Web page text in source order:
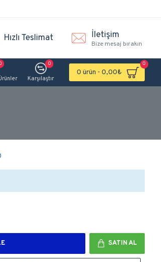
Hızlı Teslimat İletişim
Bize mesaj bırakın
Karşılaştır
0
0 ürün - 0,00₺
0
SATIN AL